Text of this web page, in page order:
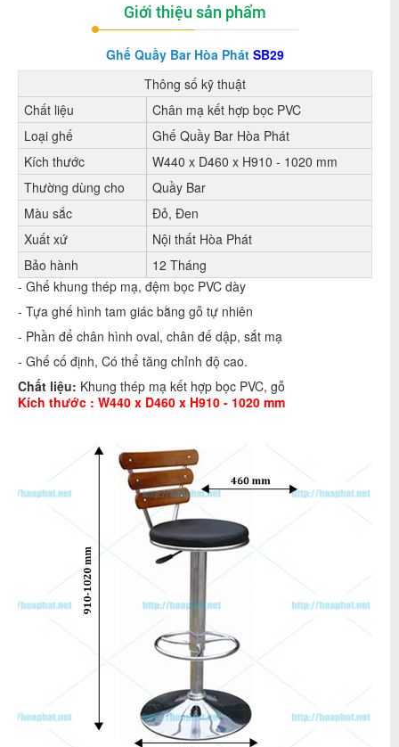
Giới thiệu sản phẩm
Ghế Quầy Bar Hòa Phát SB29
Thông số kỹ thuật
Chất liệu
Chân mạ kết hợp bọc PVC
Loại ghế
Ghế Quầy Bar Hòa Phát
Kích thước
W440 x D460 x H910 - 1020 mm
Thường dùng cho
Quầy Bar
Màu sắc
Đỏ, Đen
Xuất xứ
Nội thất Hòa Phát
Bảo hành
12 Tháng
- Ghế khung thép mạ, đệm bọc PVC dày
- Tựa ghế hình tam giác bằng gỗ tự nhiên
- Phần để chân hình oval, chân đế dập, sắt mạ
- Ghế cố định, Có thể tăng chỉnh độ cao.
Chất liệu: Khung thép mạ kết hợp bọc PVC, gỗ
Kích thước : W440 x D460 x H910 - 1020 mm